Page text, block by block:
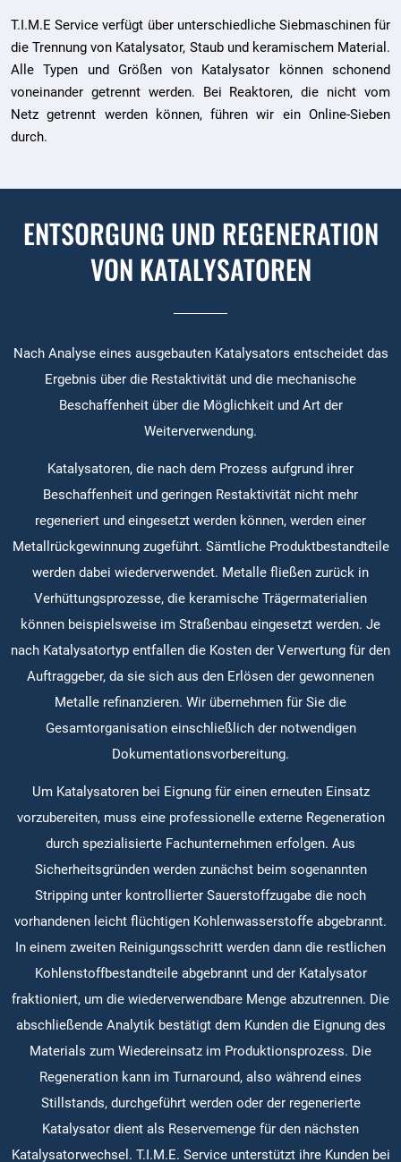
T.I.M.E Service verfügt über unterschiedliche Siebmaschinen für
die Trennung von Katalysator, Staub und keramischem Material.
Alle Typen und Größen von Katalysator können schonend
voneinander getrennt werden. Bei Reaktoren, die nicht vom
Netz getrennt werden können, führen wir ein Online-Sieben
durch.
ENTSORGUNG UND REGENERATION
VON KATALYSATOREN
Nach Analyse eines ausgebauten Katalysators entscheidet das
Ergebnis über die Restaktivität und die mechanische
Beschaffenheit über die Möglichkeit und Art der
Weiterverwendung.
Katalysatoren, die nach dem Prozess aufgrund ihrer
Beschaffenheit und geringen Restaktivität nicht mehr
regeneriert und eingesetzt werden können, werden einer
Metallrückgewinnung zugeführt. Sämtliche Produktbestandteile
werden dabei wiederverwendet. Metalle fließen zurück in
Verhüttungsprozesse, die keramische Trägermaterialien
können beispielsweise im Straßenbau eingesetzt werden. Je
nach Katalysatortyp entfallen die Kosten der Verwertung für den
Auftraggeber, da sie sich aus den Erlösen der gewonnenen
Metalle refinanzieren. Wir übernehmen für Sie die
Gesamtorganisation einschließlich der notwendigen
Dokumentationsvorbereitung.
Um Katalysatoren bei Eignung für einen erneuten Einsatz
vorzubereiten, muss eine professionelle externe Regeneration
durch spezialisierte Fachunternehmen erfolgen. Aus
Sicherheitsgründen werden zunächst beim sogenannten
Stripping unter kontrollierter Sauerstoffzugabe die noch
vorhandenen leicht flüchtigen Kohlenwasserstoffe abgebrannt.
In einem zweiten Reinigungsschritt werden dann die restlichen
Kohlenstoffbestandteile abgebrannt und der Katalysator
fraktioniert, um die wiederverwendbare Menge abzutrennen. Die
abschließende Analytik bestätigt dem Kunden die Eignung des
Materials zum Wiedereinsatz im Produktionsprozess. Die
Regeneration kann im Turnaround, also während eines
Stillstands, durchgeführt werden oder der regenerierte
Katalysator dient als Reservemenge für den nächsten
Katalysatorwechsel. T.I.M.E. Service unterstützt ihre Kunden bei